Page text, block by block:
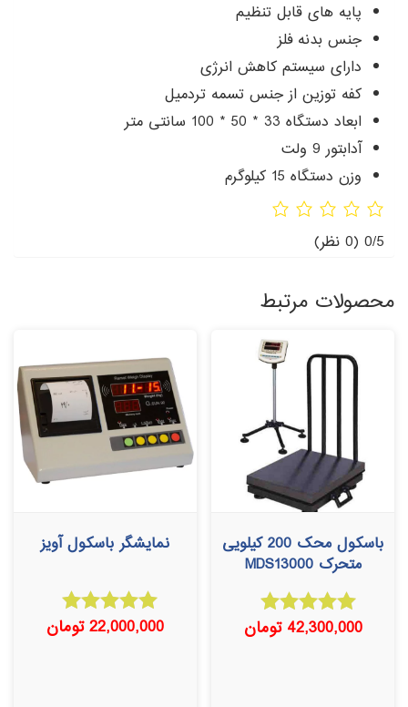
پایه های قابل تنظیم
جنس بدنه فلز
دارای سیستم کاهش انرژی
کفه توزین از جنس تسمه تردمیل
ابعاد دستگاه 33 * 50 * 100 سانتی متر
آدابتور 9 ولت
وزن دستگاه 15 کیلوگرم
0/5 (0 نظر)
محصولات مرتبط
باسکول محک 200 کیلویی
متحرک MDS13000
امتیاز
5.00
42,300,000 تومان
نمایشگر باسکول آویز
امتیاز
5.00
22,000,000تومان